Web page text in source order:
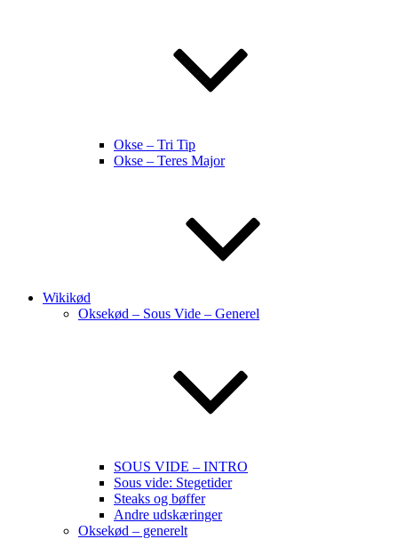
Okse – Tri Tip
Okse – Teres Major
Wikikød
Oksekød – Sous Vide – Generel
SOUS VIDE – INTRO
Sous vide: Stegetider
Steaks og bøffer
Andre udskæringer
Oksekød – generelt